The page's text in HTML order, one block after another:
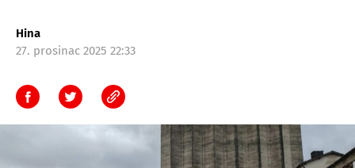
Hina
27. prosinac 2025 22:33